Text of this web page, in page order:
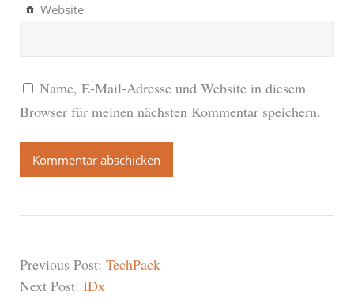
Website
Name, E-Mail-Adresse und Website in diesem
Browser für meinen nächsten Kommentar speichern.
Previous Post: TechPack
Next Post: IDx